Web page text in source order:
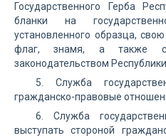
Государственного Герба
бланки на
установленного образца,
флаг, знамя, а также
законодательством
5. Служба
гражданско-правовые
6. Служба
выступать стороной